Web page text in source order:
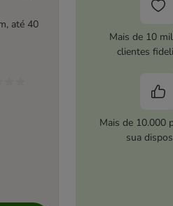
até 40
Mais de 10
clientes
Mais de 10.000
sua